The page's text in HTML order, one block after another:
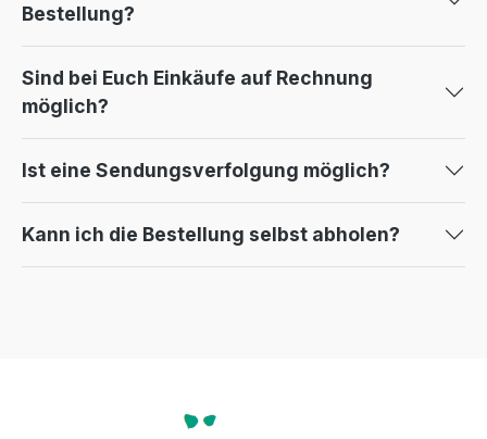
Bestellung?
Sind bei Euch Einkäufe auf Rechnung
möglich?
Ist eine Sendungsverfolgung möglich?
Kann ich die Bestellung selbst abholen?